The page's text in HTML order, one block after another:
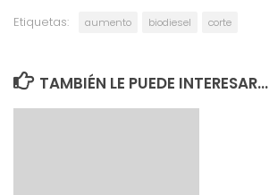
Etiquetas: aumento biodiesel corte
TAMBIÉN LE PUEDE INTERESAR...